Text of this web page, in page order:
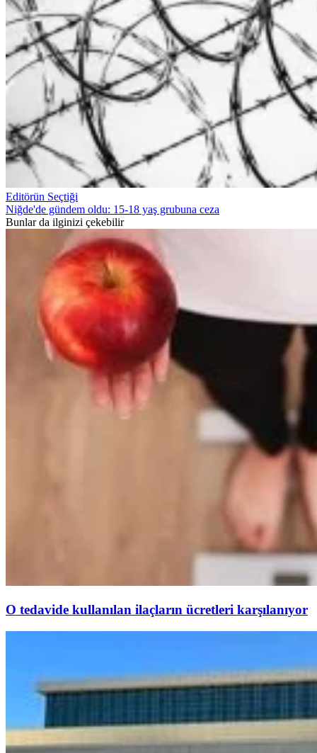
Editörün Seçtiği
Niğde'de gündem oldu: 15-18 yaş grubuna ceza
Bunlar da ilginizi çekebilir
O tedavide kullanılan ilaçların ücretleri karşılanıyor